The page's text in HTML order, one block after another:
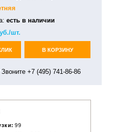
есть в наличии
шт.
В КОРЗИНУ
+7 (495) 741-86-86
99